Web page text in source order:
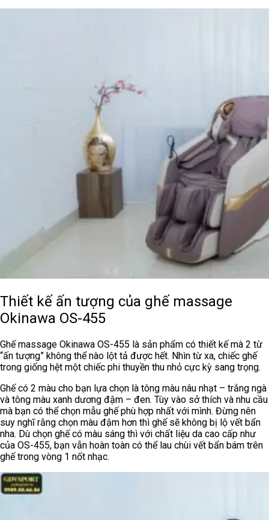
Thiết kế ấn tượng của ghế massage
Okinawa OS-455
Ghế massage Okinawa OS-455 là sản phẩm có thiết kế mà 2 từ
“ấn tượng” không thể nào lột tả được hết. Nhìn từ xa, chiếc ghế
trong giống hệt một chiếc phi thuyền thu nhỏ cực kỳ sang trọng.
Ghế có 2 màu cho bạn lựa chọn là tông màu nâu nhạt – trắng ngà
và tông màu xanh dương đậm – đen. Tùy vào sở thích và nhu cầu
mà bạn có thể chọn mẫu ghế phù hợp nhất với mình. Đừng nên
suy nghĩ rằng chọn màu đậm hơn thì ghế sẽ không bị lộ vết bẩn
nha. Dù chọn ghế có màu sáng thì với chất liệu da cao cấp như
của OS-455, bạn vẫn hoàn toàn có thể lau chùi vết bẩn bám trên
ghế trong vòng 1 nốt nhạc.